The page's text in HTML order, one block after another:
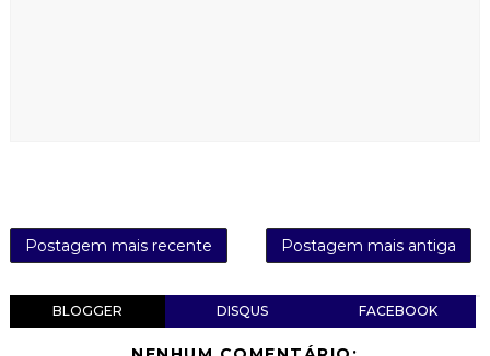
Postagem mais recente Postagem mais antiga
BLOGGER DISQUS FACEBOOK